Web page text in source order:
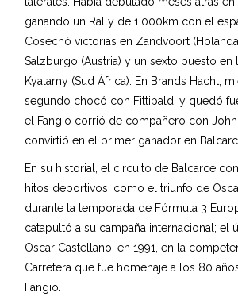
ganando un Rally de 1.000km con el
Cosechó victorias en Zandvoort
Salzburgo (Austria) y un sexto puesto en
Kyalamy (Sud África). En Brands Hacht,
segundo chocó con Fittipaldi y quedó
el Fangio corrió de compañero con
convirtió en el primer ganador en
En su historial, el circuito de Balcarce
hitos deportivos, como el triunfo de
durante la temporada de Fórmula 3
catapultó a su campaña internacional; el
Oscar Castellano, en 1991, en la
Carretera que fue homenaje a los 80
Fangio.